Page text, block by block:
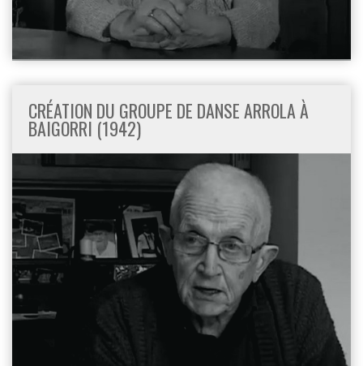
CRÉATION DU GROUPE DE DANSE ARROLA À
BAIGORRI (1942)